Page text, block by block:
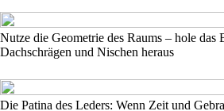
Nutze die Geometrie des Raums – hole das
Dachschrägen und Nischen heraus
Die Patina des Leders: Wenn Zeit und